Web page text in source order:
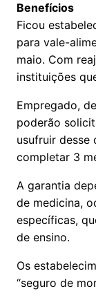
Benefícios
Ficou
para vale-
maio. Com
instituições
Empregado,
poderão
usufruir desse
completar 3
A garantia
de medicina,
específicas,
de ensino.
Os
“seguro de